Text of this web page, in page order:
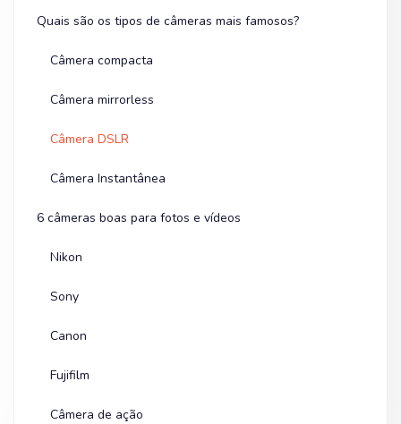
Quais são os tipos de câmeras mais famosos?
Câmera compacta
Câmera mirrorless
Câmera DSLR
Câmera Instantânea
6 câmeras boas para fotos e vídeos
Nikon
Sony
Canon
Fujifilm
Câmera de ação